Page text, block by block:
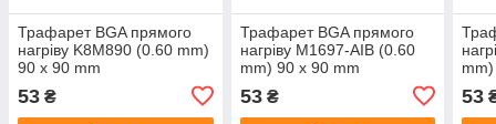
Трафарет BGA прямого
нагріву K8M890 (0.60 mm)
90 x 90 mm
53 ₴
Трафарет BGA прямого
нагріву M1697-AIB (0.60
mm) 90 x 90 mm
53₴ 53